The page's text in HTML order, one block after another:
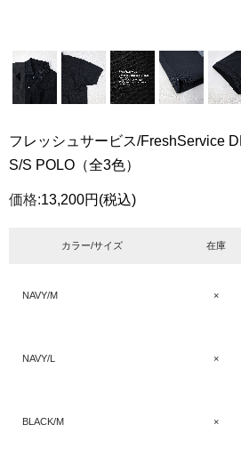
フレッシュサービス/FreshService
S/S POLO（全3色）
価格:13,200円 (税込)
カラー/サイズ 在庫
NAVY/M ×
NAVY/L ×
BLACK/M ×